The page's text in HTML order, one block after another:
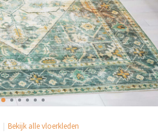
Bekijk alle vloerkleden